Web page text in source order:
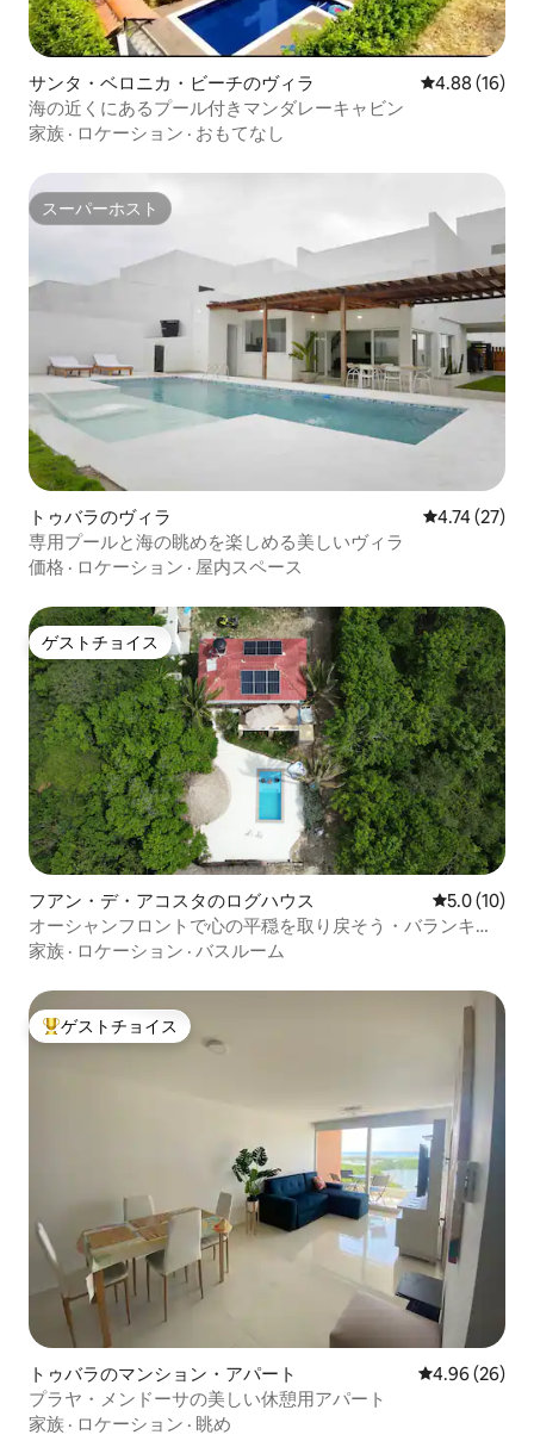
サンタ・ベロニカ・ビーチのヴィラ レビュー16
4.88 (16)
海の近くにあるプール付きマンダレーキャビン
家族 · ロケーション · おもてなし
スーパーホスト
スーパーホスト
トゥバラのヴィラ レビュー27
4.74 (27)
専用プールと海の眺めを楽しめる美しいヴィラ
価格 · ロケーション · 屋内スペース
ゲストチョイス
ゲストチョイス
フアン・デ・アコスタのログハウス レビュー10
5.0 (10)
オーシャンフロントで心の平穏を取り戻そう・バランキー
ジャ／カルタヘナからの脱出
家族 · ロケーション · バスルーム
大好評のゲストチョイスです。
ゲストチョイス
トゥバラのマンション・アパート レビュー26
4.96 (26)
プラヤ・メンドーサの美しい休憩用アパート
家族 · ロケーション · 眺め